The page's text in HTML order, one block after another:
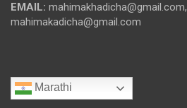
EMAIL: mahimakhadicha@gmail.com,
mahimakadicha@gmail.com
Marathi